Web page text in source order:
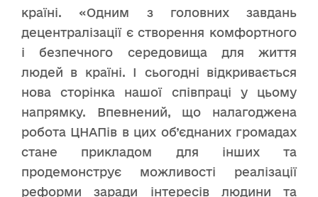
країні. «Одним з головних завдань
децентралізації є створення комфортного
і безпечного середовища для життя
людей в країні. І сьогодні відкривається
нова сторінка нашої співпраці у цьому
напрямку. Впевнений, що налагоджена
робота ЦНАПів в цих об’єднаних громадах
стане прикладом для інших та
продемонструє можливості реалізації
реформи заради інтересів людини та